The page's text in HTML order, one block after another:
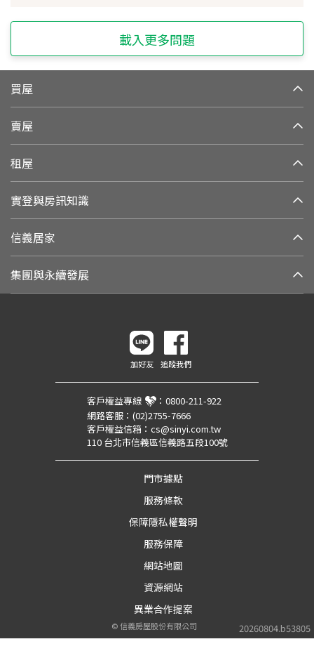
載入更多問題
買屋
賣屋
租屋
實登與房訊知識
信義居家
集團與永續發展
20260804.b53805
加好友 追蹤我們
客戶權益專線 ： 0800-211-922
網路客服： (02)2755-7666
客戶權益信箱： cs@sinyi.com.tw
110 台北市信義區信義路五段100號
門市據點
服務條款
保障隱私權聲明
服務保障
網站地圖
資源網站
異業合作提案
©信義房屋股份有限公司